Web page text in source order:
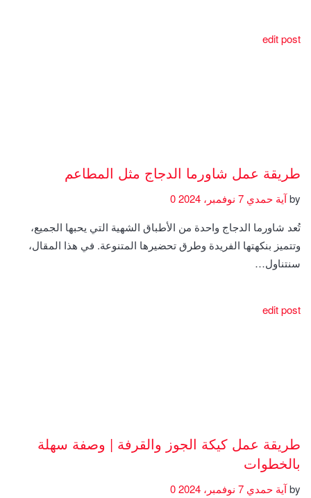
edit post
طريقة عمل شاورما الدجاج مثل المطاعم
byآية حمدي
تُعد شاورما الدجاج واحدة من الأطباق الشهية التي يحبها الجميع،
وتتميز بنكهتها الفريدة وطرق تحضيرها المتنوعة. في هذا المقال،
سنتناول…
edit post
طريقة عمل كيكة الجوز والقرفة | وصفة سهلة
بالخطوات
byآية حمدي